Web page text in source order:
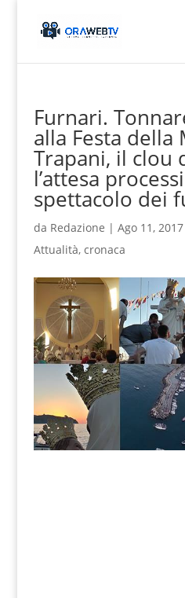
Furnari.
alla Festa della
Trapani, il clou
l’attesa
spettacolo dei
da Redazione | Ago 11, 2017
Attualità, cronaca